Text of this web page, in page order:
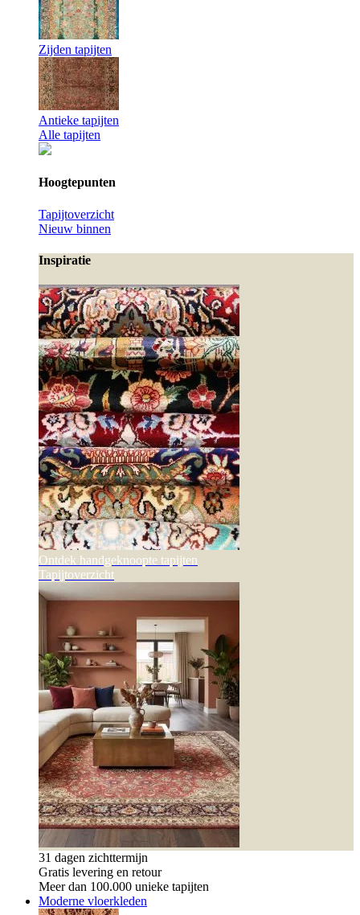
Zijden tapijten
Antieke tapijten
Alle tapijten
Hoogtepunten
Tapijtoverzicht
Nieuw binnen
Inspiratie
Ontdek handgeknoopte tapijten
Tapijtoverzicht
31 dagen zichttermijn
Gratis levering en retour
Meer dan 100.000 unieke tapijten
Moderne vloerkleden